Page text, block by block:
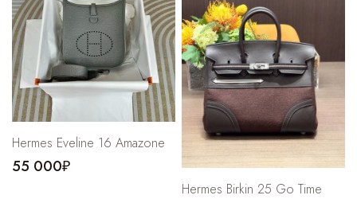
Hermes Eveline 16 Amazone
55 000₽
Hermes Birkin 25 Go Time